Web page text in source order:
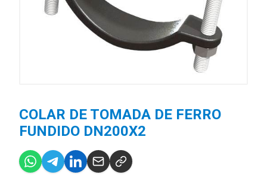
COLAR DE TOMADA DE FERRO
FUNDIDO DN200X2